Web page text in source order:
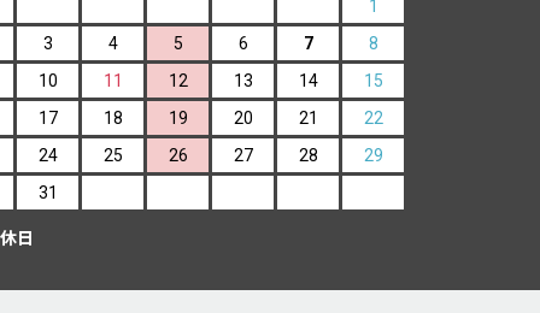
1
3
4 5 6 7
8
10
11 12 13 14
15
17
18 19 20 21
22
24
25 26 27 28
29
31
日